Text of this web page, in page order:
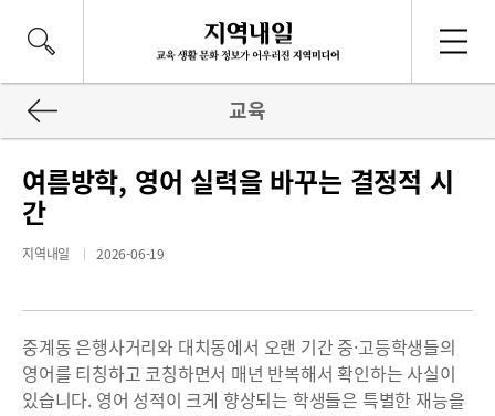
교육
여름방학, 영어 실력을 바꾸는 결정적 시
간
지역내일 2026-06-19
중계동 은행사거리와 대치동에서 오랜 기간 중·고등학생들의
영어를 티칭하고 코칭하면서 매년 반복해서 확인하는 사실이
있습니다. 영어 성적이 크게 향상되는 학생들은 특별한 재능을